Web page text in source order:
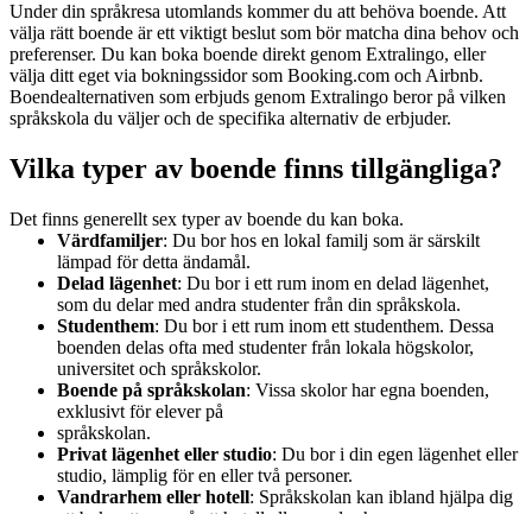
Under din språkresa utomlands kommer du att behöva boende. Att
välja rätt boende är ett viktigt beslut som bör matcha dina behov och
preferenser. Du kan boka boende direkt genom Extralingo, eller
välja ditt eget via bokningssidor som Booking.com och Airbnb.
Boendealternativen som erbjuds genom Extralingo beror på vilken
språkskola du väljer och de specifika alternativ de erbjuder.
Vilka typer av boende finns tillgängliga?
Det finns generellt sex typer av boende du kan boka.
Värdfamiljer: Du bor hos en lokal familj som är särskilt
lämpad för detta ändamål.
Delad lägenhet: Du bor i ett rum inom en delad lägenhet,
som du delar med andra studenter från din språkskola.
Studenthem: Du bor i ett rum inom ett studenthem. Dessa
boenden delas ofta med studenter från lokala högskolor,
universitet och språkskolor.
Boende på språkskolan: Vissa skolor har egna boenden,
exklusivt för elever på
språkskolan.
Privat lägenhet eller studio: Du bor i din egen lägenhet eller
studio, lämplig för en eller två personer.
Vandrarhem eller hotell: Språkskolan kan ibland hjälpa dig